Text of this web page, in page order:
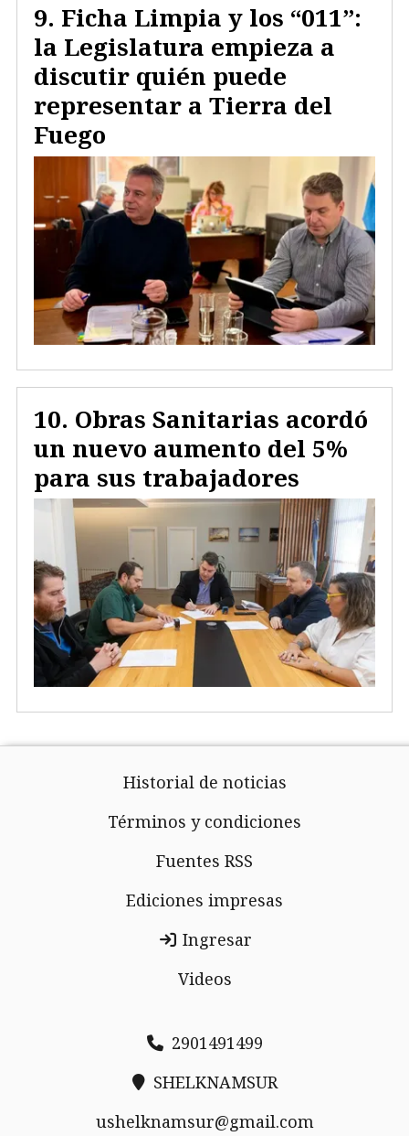
Ficha Limpia y los “011”:
la Legislatura empieza a
discutir quién puede
representar a Tierra del
Fuego
Obras Sanitarias acordó
un nuevo aumento del 5%
para sus trabajadores
Historial de noticias
Términos y condiciones
Fuentes RSS
Ediciones impresas
Ingresar
Videos
2901491499
SHELKNAMSUR
ushelknamsur@gmail.com